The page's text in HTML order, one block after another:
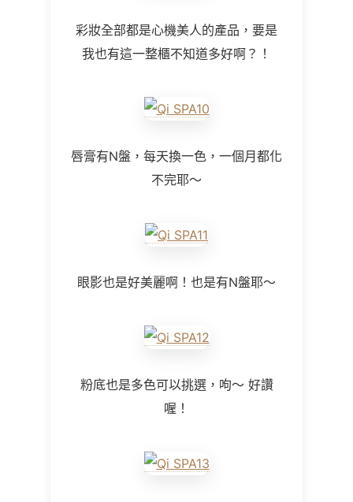
彩妝全部都是心機美人的產品，要是
我也有這一整櫃不知道多好啊？！
唇膏有N盤，每天換一色，一個月都化
不完耶～
眼影也是好美麗啊！也是有N盤耶～
粉底也是多色可以挑選，呴～ 好讚
喔！